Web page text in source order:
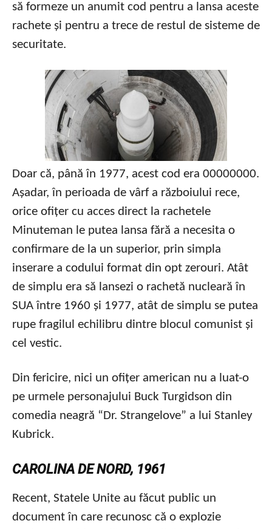
să formeze un anumit cod pentru a lansa aceste
rachete și pentru a trece de restul de sisteme de
securitate.
Doar că, până în 1977, acest cod era 00000000.
Așadar, în perioada de vârf a războiului rece,
orice ofițer cu acces direct la rachetele
Minuteman le putea lansa fără a necesita o
confirmare de la un superior, prin simpla
inserare a codului format din opt zerouri. Atât
de simplu era să lansezi o rachetă nucleară în
SUA între 1960 și 1977, atât de simplu se putea
rupe fragilul echilibru dintre blocul comunist și
cel vestic.
Din fericire, nici un ofițer american nu a luat-o
pe urmele personajului Buck Turgidson din
comedia neagră “Dr. Strangelove” a lui Stanley
Kubrick.
CAROLINA DE NORD, 1961
Recent, Statele Unite au făcut public un
document în care recunosc că o explozie